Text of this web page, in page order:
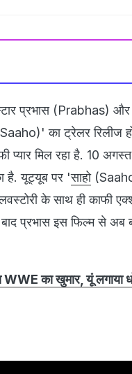
प्रभास (Prabhas) और
का ट्रेलर रिलीज
मिल रहा है. 10
है. यूट्यूब पर 'साहो
के साथ ही काफी
प्रभास इस फिल्म से अब
का खुमार, यूं लगाया